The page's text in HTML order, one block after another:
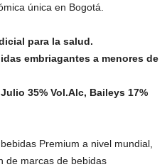
única en Bogotá.
para la salud.
embriagantes a menores de
35% Vol.Alc, Baileys 17%
Premium a nivel mundial,
de marcas de bebidas